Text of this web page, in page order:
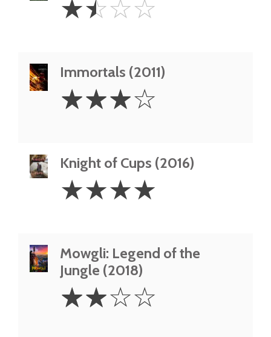
Stars
☆☆☆☆
Immortals (2011)
Stars
☆☆☆☆
Knight of Cups (2016)
Stars
☆☆☆☆
Mowgli: Legend of the
Jungle (2018)
Stars
☆☆☆☆